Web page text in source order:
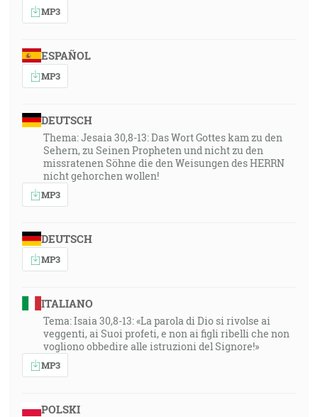
MP3
ESPAÑOL
MP3
DEUTSCH
Thema: Jesaia 30,8-13: Das Wort Gottes kam zu den
Sehern, zu Seinen Propheten und nicht zu den
missratenen Söhne die den Weisungen des HERRN
nicht gehorchen wollen!
MP3
DEUTSCH
MP3
ITALIANO
Tema: Isaia 30,8-13: «La parola di Dio si rivolse ai
veggenti, ai Suoi profeti, e non ai figli ribelli che non
vogliono obbedire alle istruzioni del Signore!»
MP3
POLSKI